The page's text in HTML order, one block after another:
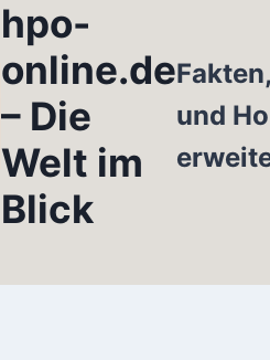
hpo-
online.de
– Die
Welt im
Blick
und